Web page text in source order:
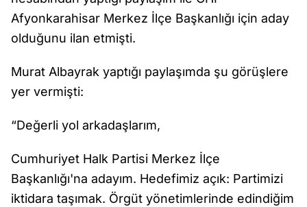
Afyonkarahisar Merkez İlçe Başkanlığı için aday
olduğunu ilan etmişti.
Murat Albayrak yaptığı paylaşımda şu görüşlere
yer vermişti:
“Değerli yol arkadaşlarım,
Cumhuriyet Halk Partisi Merkez İlçe
Başkanlığı'na adayım. Hedefimiz açık: Partimizi
iktidara taşımak. Örgüt yönetimlerinde edindiğim